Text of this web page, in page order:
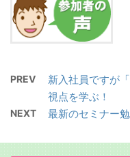
PREV
新入社員ですが
視点を学ぶ！
NEXT 最新のセミナー